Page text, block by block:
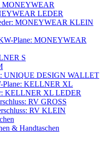
MONEYWEAR
LEDER
MONEYWEAR KLEIN
Plane: MONEYWEAR
S
UNIQUE DESIGN WALLET
Plane: KELLNER XL
KELLNER XL LEDER
RV GROSS
RV KLEIN
& Handtaschen